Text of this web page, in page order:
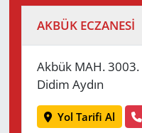
AKBÜK ECZANESİ
Akbük MAH.
Didim Aydın
Yol Tarifi Al